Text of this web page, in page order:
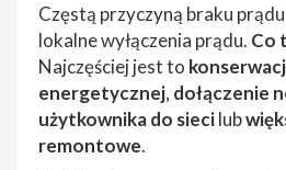
Częstą przyczyną braku
lokalne wyłączenia prądu. Co
Najczęściej jest to
energetycznej, dołączenie
użytkownika do siecilub
remontowe.